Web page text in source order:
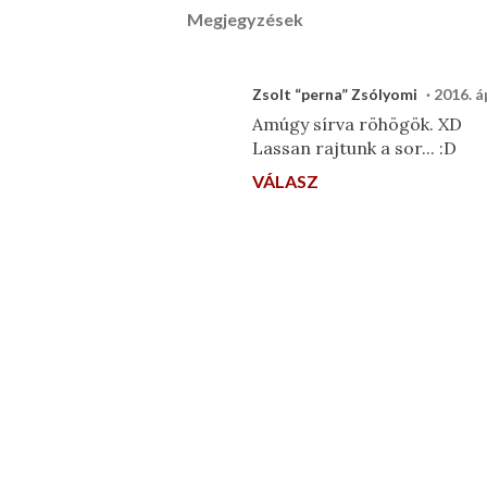
Megjegyzések
Zsolt “perna” Zsólyomi 2016.
Amúgy sírva röhögök. XD
Lassan rajtunk a sor... :D
VÁLASZ